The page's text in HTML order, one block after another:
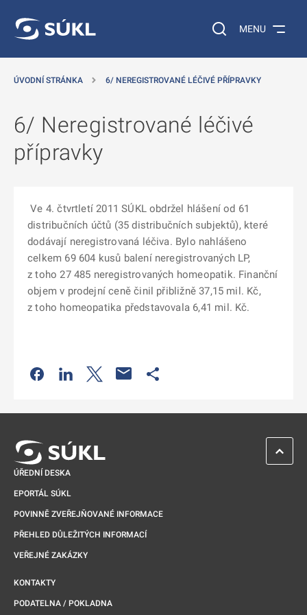
Vyhledávání na
MENU
ÚVODNÍ STRÁNKA 6/ NEREGISTROVANÉ LÉČIVÉ PŘÍPRAVKY
6/ Neregistrované léčivé
přípravky
Ve 4. čtvrtletí 2011 SÚKL obdržel hlášení od 61
distribučních účtů (35 distribučních subjektů), které
dodávají neregistrovaná léčiva. Bylo nahlášeno
celkem 69 604 kusů balení neregistrovaných LP,
z toho 27 485 neregistrovaných homeopatik. Finanční
objem v prodejní ceně činil přibližně 37,15 mil. Kč,
z toho homeopatika představovala 6,41 mil. Kč.
Odkaz se otevře na nové kartě
Odkaz se otevře na nové kartě
Odkaz se otevře na nové kartě
ÚŘEDNÍ DESKA
EPORTÁL SÚKL
POVINNĚ ZVEŘEJŇOVANÉ INFORMACE
PŘEHLED DŮLEŽITÝCH INFORMACÍ
VEŘEJNÉ ZAKÁZKY
KONTAKTY
PODATELNA / POKLADNA
ZPĚT